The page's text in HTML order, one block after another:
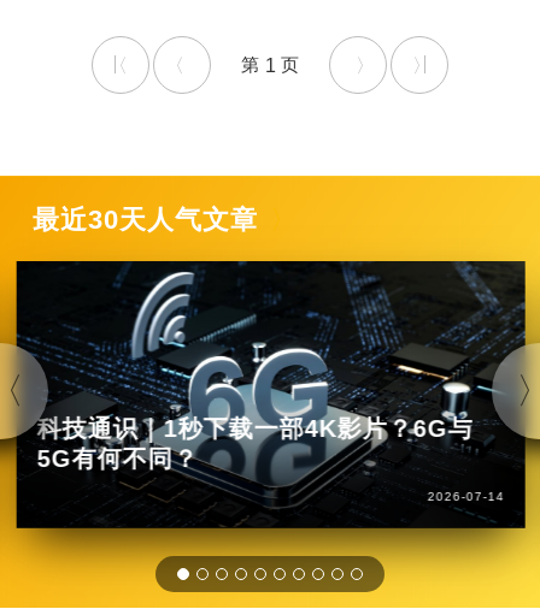
1
最近30天人气文章
科技通识｜1秒下载一部4K影片？6G与
5G有何不同？
2026-07-14